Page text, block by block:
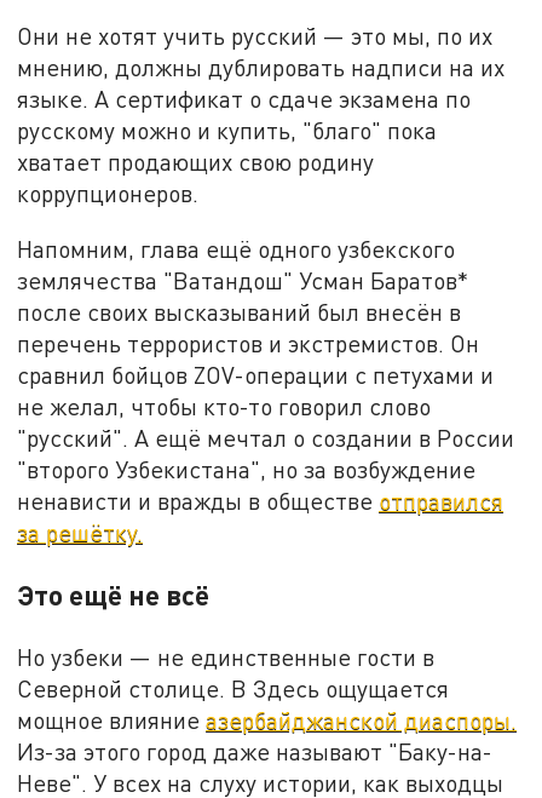
Они не хотят учить русский — это мы, по их
мнению, должны дублировать надписи на их
языке. А сертификат о сдаче экзамена по
русскому можно и купить, "благо" пока
хватает продающих свою родину
коррупционеров.
Напомним, глава ещё одного узбекского
землячества "Ватандош" Усман Баратов*
после своих высказываний был внесён в
перечень террористов и экстремистов. Он
сравнил бойцов ZOV-операции с петухами и
не желал, чтобы кто-то говорил слово
"русский". А ещё мечтал о создании в России
"второго Узбекистана", но за возбуждение
ненависти и вражды в обществе отправился
за решётку.
Это ещё не всё
Но узбеки — не единственные гости в
Северной столице. В Здесь ощущается
мощное влияниеазербайджанской диаспоры.
Из-за этого город даже называют "Баку-на-
Неве". У всех на слуху истории, как выходцы